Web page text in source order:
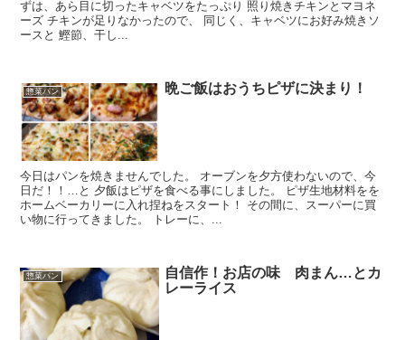
ずは、あら目に切ったキャベツをたっぷり 照り焼きチキンとマヨネ
ーズ チキンが足りなかったので、 同じく、キャベツにお好み焼きソ
ースと 鰹節、干し...
惣菜パン 晩ご飯はおうちピザに決まり！
今日はパンを焼きませんでした。 オーブンを夕方使わないので、今
日だ！！…と 夕飯はピザを食べる事にしました。 ピザ生地材料をを
ホームベーカリーに入れ捏ねをスタート！ その間に、スーパーに買
い物に行ってきました。 トレーに、...
惣菜パン
自信作！お店の味 肉まん…とカ
レーライス